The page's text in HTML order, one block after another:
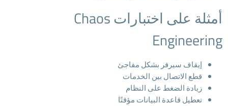
أمثلة على اختبارات Chaos
Engineering
إيقاف سيرفر بشكل مفاجئ
قطع الاتصال بين الخدمات
زيادة الضغط على النظام
تعطيل قاعدة البيانات مؤقتًا